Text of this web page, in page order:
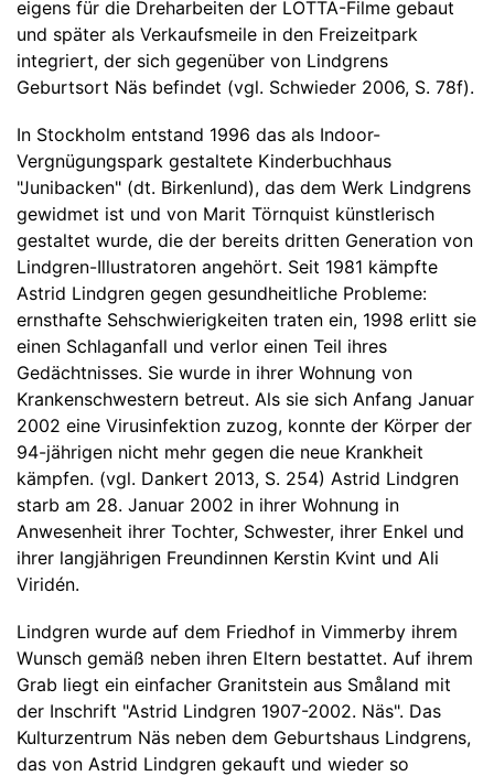
eigens für die Dreharbeiten der LOTTA-Filme gebaut
und später als Verkaufsmeile in den Freizeitpark
integriert, der sich gegenüber von Lindgrens
Geburtsort Näs befindet (vgl. Schwieder 2006, S. 78f).
In Stockholm entstand 1996 das als Indoor-
Vergnügungspark gestaltete Kinderbuchhaus
"Junibacken" (dt. Birkenlund), das dem Werk Lindgrens
gewidmet ist und von Marit Törnquist künstlerisch
gestaltet wurde, die der bereits dritten Generation von
Lindgren-Illustratoren angehört. Seit 1981 kämpfte
Astrid Lindgren gegen gesundheitliche Probleme:
ernsthafte Sehschwierigkeiten traten ein, 1998 erlitt sie
einen Schlaganfall und verlor einen Teil ihres
Gedächtnisses. Sie wurde in ihrer Wohnung von
Krankenschwestern betreut. Als sie sich Anfang Januar
2002 eine Virusinfektion zuzog, konnte der Körper der
94-jährigen nicht mehr gegen die neue Krankheit
kämpfen. (vgl. Dankert 2013, S. 254) Astrid Lindgren
starb am 28. Januar 2002 in ihrer Wohnung in
Anwesenheit ihrer Tochter, Schwester, ihrer Enkel und
ihrer langjährigen Freundinnen Kerstin Kvint und Ali
Viridén.
Lindgren wurde auf dem Friedhof in Vimmerby ihrem
Wunsch gemäß neben ihren Eltern bestattet. Auf ihrem
Grab liegt ein einfacher Granitstein aus Småland mit
der Inschrift "Astrid Lindgren 1907-2002. Näs". Das
Kulturzentrum Näs neben dem Geburtshaus Lindgrens,
das von Astrid Lindgren gekauft und wieder so